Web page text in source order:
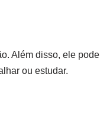
Além disso, ele pode
ou estudar.